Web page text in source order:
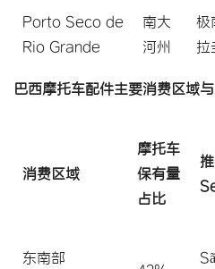
Porto Seco de
Rio Grande
南大
河州
极
拉
巴西摩托车配件主要消费区域
消费区域
摩托车
保有量
占比
东南部